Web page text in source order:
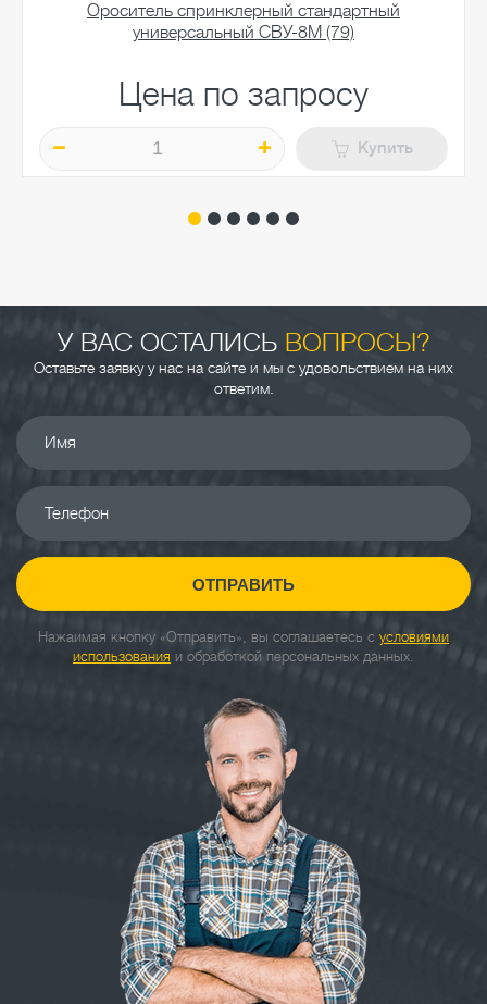
Ороситель спринклерный стандартный
универсальный СВУ-8М (79)
Цена по запросу
Купить
У ВАС ОСТАЛИСЬ ВОПРОСЫ?
Оставьте заявку у нас на сайте и мы с удовольствием на них
ответим.
Имя
Телефон
ОТПРАВИТЬ
Нажаимая кнопку «Отправить», вы соглашаетесь с условиями
использования и обработкой персональных данных.